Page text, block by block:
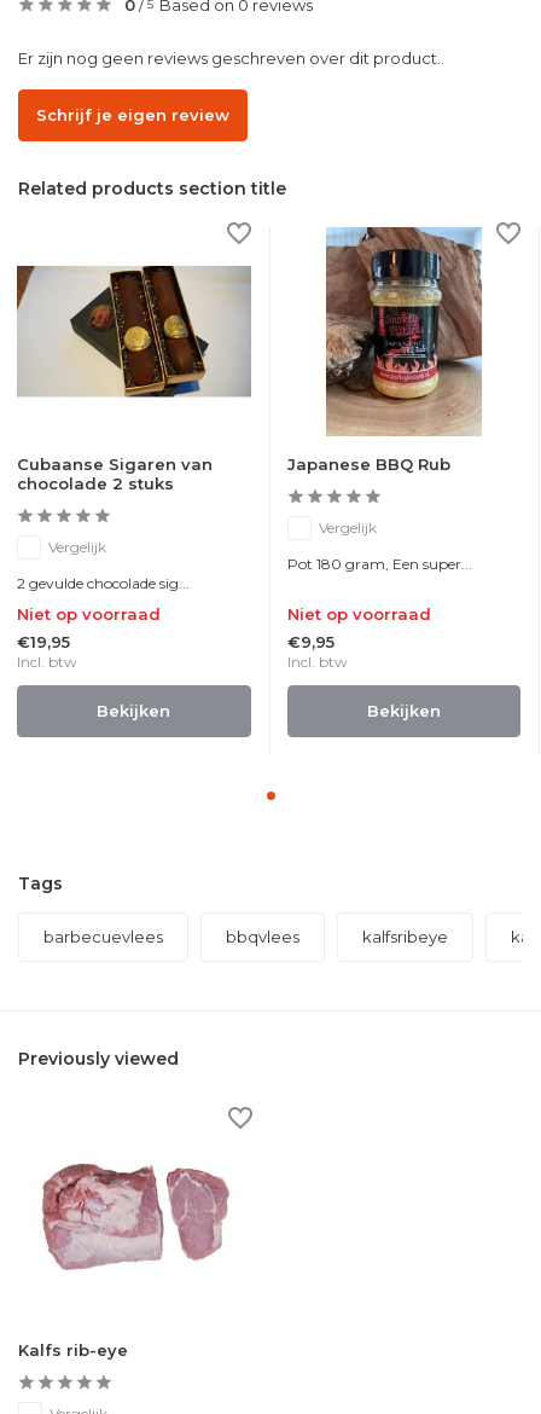
0/ 5 Based on 0 reviews
Er zijn nog geen reviews geschreven over dit product..
Schrijf je eigen review
Related products section title
Cubaanse Sigaren van
chocolade 2 stuks
Vergelijk
2 gevulde chocolade sig...
Niet op voorraad
€19,95
Incl. btw
Bekijken
Japanese BBQ Rub
Vergelijk
Pot 180 gram, Een super...
Niet op voorraad
€9,95
Incl. btw
Bekijken
Tags
barbecuevlees bbqvlees kalfsribeye
Previously viewed
Kalfs rib-eye